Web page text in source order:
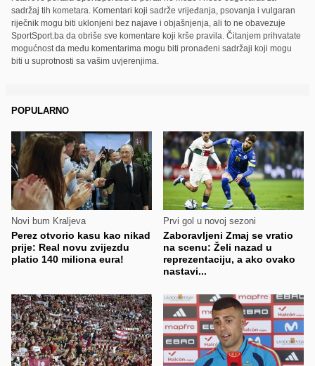
sadržaj tih kometara. Komentari koji sadrže vrijeđanja, psovanja i vulgaran
riječnik mogu biti uklonjeni bez najave i objašnjenja, ali to ne obavezuje
SportSport.ba da obriše sve komentare koji krše pravila. Čitanjem prihvatate
mogućnost da među komentarima mogu biti pronađeni sadržaji koji mogu
biti u suprotnosti sa vašim uvjerenjima.
POPULARNO
Novi bum Kraljeva
Perez otvorio kasu kao nikad
prije: Real novu zvijezdu
platio 140 miliona eura!
Prvi gol u novoj sezoni
Zaboravljeni Zmaj se vratio
na scenu: Želi nazad u
reprezentaciju, a ako ovako
nastavi...